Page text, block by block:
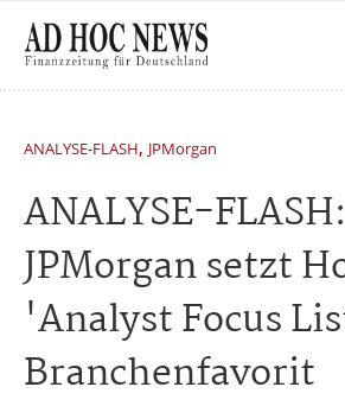
ANALYSE-FLASH, JPMorgan
ANALYSE-FLASH:
JPMorgan setzt
'Analyst Focus
Branchenfavorit